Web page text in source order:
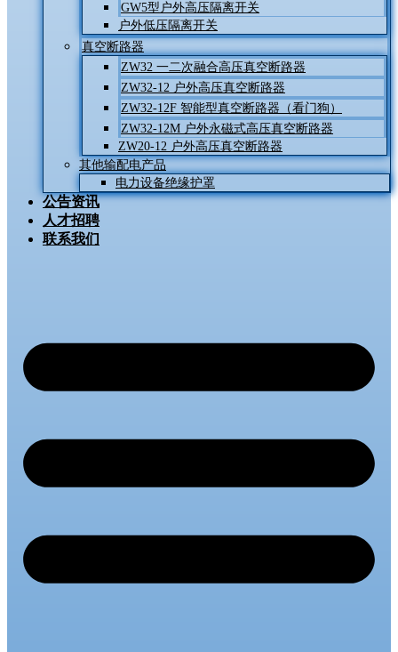
GW5型户外高压隔离开关
户外低压隔离开关
真空断路器
ZW32 一二次融合高压真空断路器
ZW32-12 户外高压真空断路器
ZW32-12F 智能型真空断路器（看门狗）
ZW32-12M 户外永磁式高压真空断路器
ZW20-12 户外高压真空断路器
其他输配电产品
电力设备绝缘护罩
公告资讯
人才招聘
联系我们